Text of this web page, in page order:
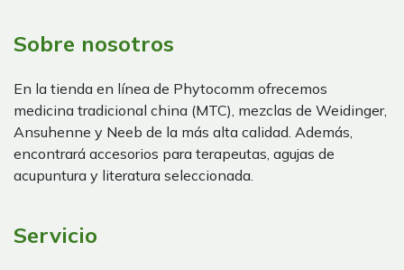
Sobre nosotros
En la tienda en línea de Phytocomm ofrecemos
medicina tradicional china (MTC), mezclas de Weidinger,
Ansuhenne y Neeb de la más alta calidad. Además,
encontrará accesorios para terapeutas, agujas de
acupuntura y literatura seleccionada.
Servicio